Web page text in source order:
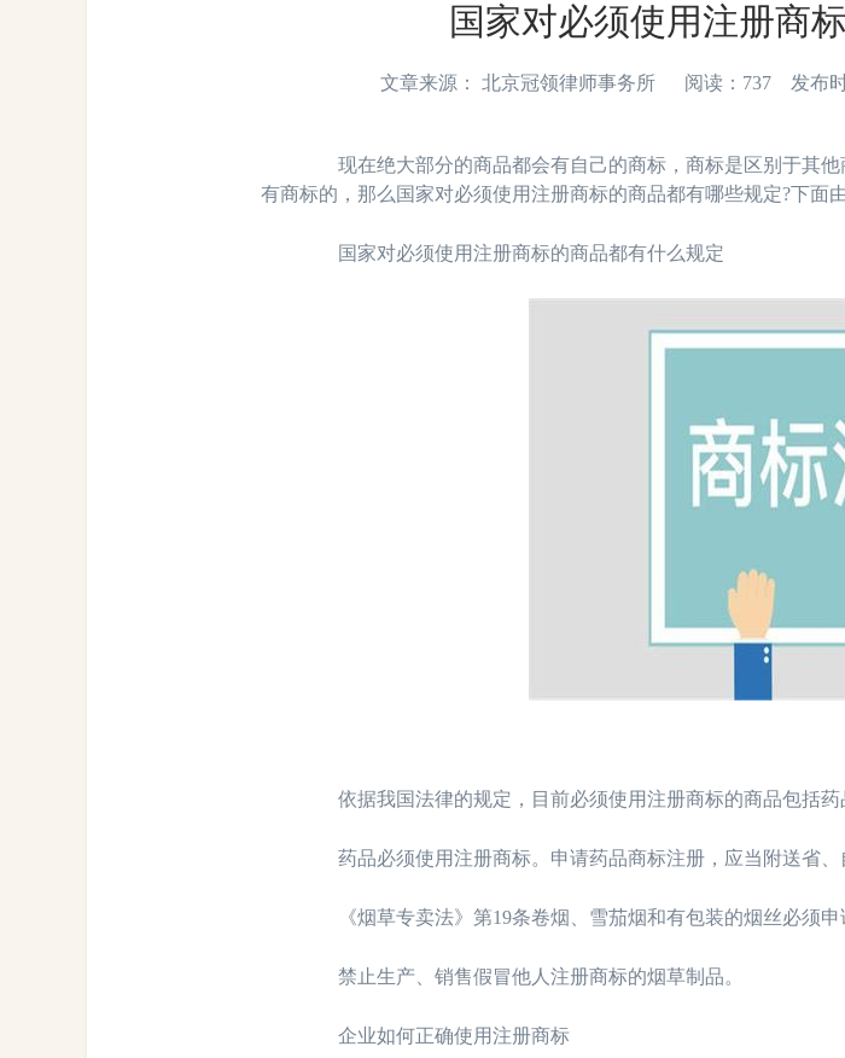
国家对必须使用注册商
文章来源： 北京冠领律师事务所 阅读：737 发布时
现在绝大部分的商品都会有自己的商标，商标是区别于其他
有商标的，那么国家对必须使用注册商标的商品都有哪些规定?下面
国家对必须使用注册商标的商品都有什么规定
依据我国法律的规定，目前必须使用注册商标的商品包括药
药品必须使用注册商标。申请药品商标注册，应当附送省、
《烟草专卖法》第19条卷烟、雪茄烟和有包装的烟丝必须申
禁止生产、销售假冒他人注册商标的烟草制品。
企业如何正确使用注册商标